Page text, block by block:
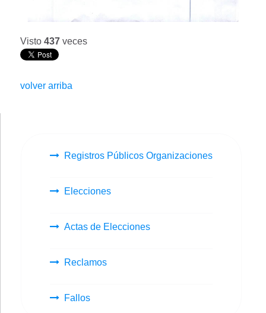
Visto 437 veces
volver arriba
Registros Públicos Organizaciones
Elecciones
Actas de Elecciones
Reclamos
Fallos